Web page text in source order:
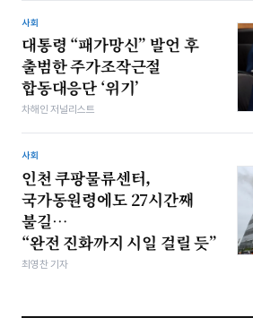
사회
대통령 “패가망신” 발언 후
출범한 주가조작근절
합동대응단 ‘위기’
차해인 저널리스트
사회
인천 쿠팡물류센터,
국가동원령에도 27시간째
불길…
“완전 진화까지 시일 걸릴 듯”
최영찬 기자